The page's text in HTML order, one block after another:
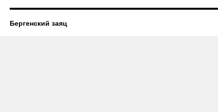
Бергенский заяц